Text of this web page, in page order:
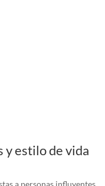
y estilo de vida
a personas influyentes